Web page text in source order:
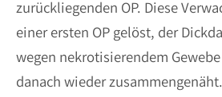
zurückliegenden OP. Diese
einer ersten OP gelöst, der
wegen nekrotisierendem
danach wieder zusammengenäht.